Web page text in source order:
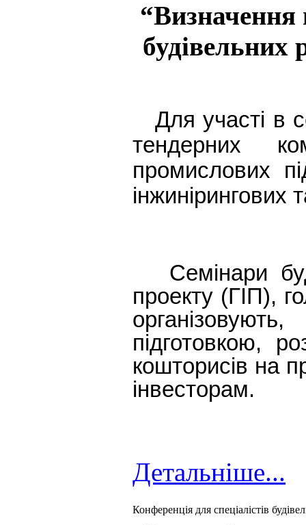
“Визначення
будівельних
Для участі в
тендерних
промислових
інжинірингових
Семінари
проекту (ГІП),
підготовкою,
кошторисів на
інвесторам.
Детальніше...
Конференція для спеціалістів